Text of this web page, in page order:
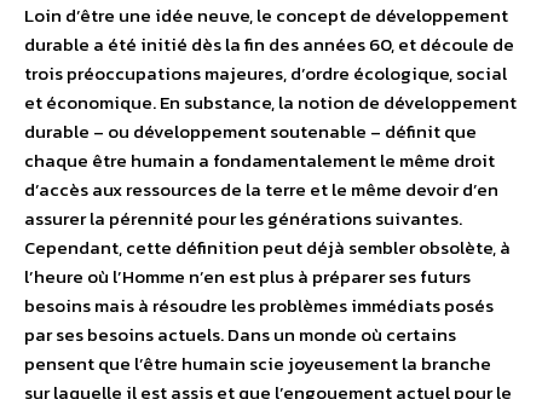
Loin d’être une idée neuve, le concept de développement
durable a été initié dès la fin des années 60, et découle de
trois préoccupations majeures, d’ordre écologique, social
et économique. En substance, la notion de développement
durable – ou développement soutenable – définit que
chaque être humain a fondamentalement le même droit
d’accès aux ressources de la terre et le même devoir d’en
assurer la pérennité pour les générations suivantes.
Cependant, cette définition peut déjà sembler obsolète, à
l’heure où l’Homme n’en est plus à préparer ses futurs
besoins mais à résoudre les problèmes immédiats posés
par ses besoins actuels. Dans un monde où certains
pensent que l’être humain scie joyeusement la branche
sur laquelle il est assis et que l’engouement actuel pour le